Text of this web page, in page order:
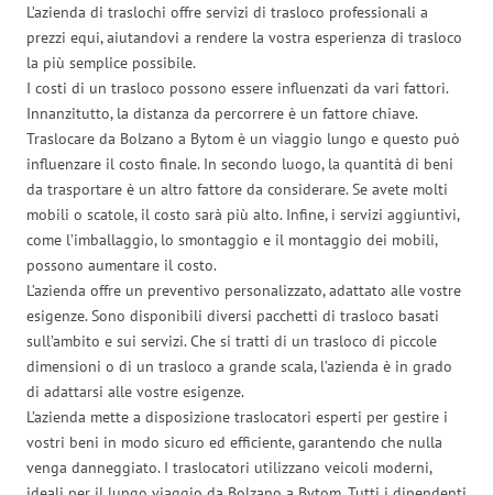
L’azienda di traslochi offre servizi di trasloco professionali a
prezzi equi, aiutandovi a rendere la vostra esperienza di trasloco
la più semplice possibile.
I costi di un trasloco possono essere influenzati da vari fattori.
Innanzitutto, la distanza da percorrere è un fattore chiave.
Traslocare da Bolzano a Bytom è un viaggio lungo e questo può
influenzare il costo finale. In secondo luogo, la quantità di beni
da trasportare è un altro fattore da considerare. Se avete molti
mobili o scatole, il costo sarà più alto. Infine, i servizi aggiuntivi,
come l’imballaggio, lo smontaggio e il montaggio dei mobili,
possono aumentare il costo.
L’azienda offre un preventivo personalizzato, adattato alle vostre
esigenze. Sono disponibili diversi pacchetti di trasloco basati
sull’ambito e sui servizi. Che si tratti di un trasloco di piccole
dimensioni o di un trasloco a grande scala, l’azienda è in grado
di adattarsi alle vostre esigenze.
L’azienda mette a disposizione traslocatori esperti per gestire i
vostri beni in modo sicuro ed efficiente, garantendo che nulla
venga danneggiato. I traslocatori utilizzano veicoli moderni,